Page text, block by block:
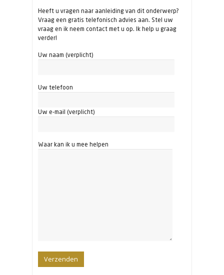
Heeft u vragen naar aanleiding van dit onderwerp?
Vraag een gratis telefonisch advies aan. Stel uw
vraag en ik neem contact met u op. Ik help u graag
verder!
Uw naam (verplicht)
Uw telefoon
Uw e-mail (verplicht)
Waar kan ik u mee helpen